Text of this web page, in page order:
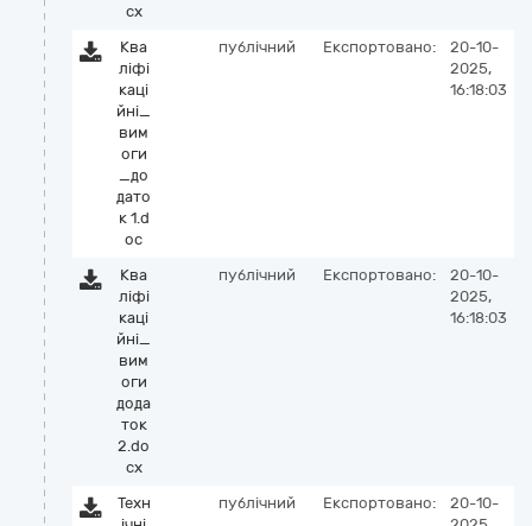
cx
Ква
ліфі
каці
йні_
вим
оги
_до
дато
к 1.d
oc
публічний Експортовано:
20-10-
2025,
16:18:03
Ква
ліфі
каці
йні_
вим
оги
дода
ток
2.do
cx
публічний Експортовано:
20-10-
2025,
16:18:03
Техн
публічний Експортовано:
20-10-